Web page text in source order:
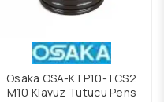
Osaka OSA-KTP10-TCS2
M10 Klavuz Tutucu Pens